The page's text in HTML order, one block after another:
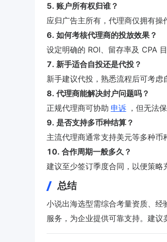
5. 账户所有权归谁？
应归广告主所有，代理商仅拥有操
6. 如何考核代理商的投放效果？
设定明确的 ROI、留存率及 CPA 目
7. 新手适合自投还是代投？
新手建议代投，熟悉流程后可考虑
8. 代理商能解决封户问题吗？
正规代理商可协助 申诉 ，但无法
9. 是否支持多币种结算？
主流代理商通常支持美元等多种币
10. 合作周期一般多久？
建议至少签订季度合同，以便策略
总结
小说出海选型需综合考量资质、
服务，为企业提供可靠支持。建议